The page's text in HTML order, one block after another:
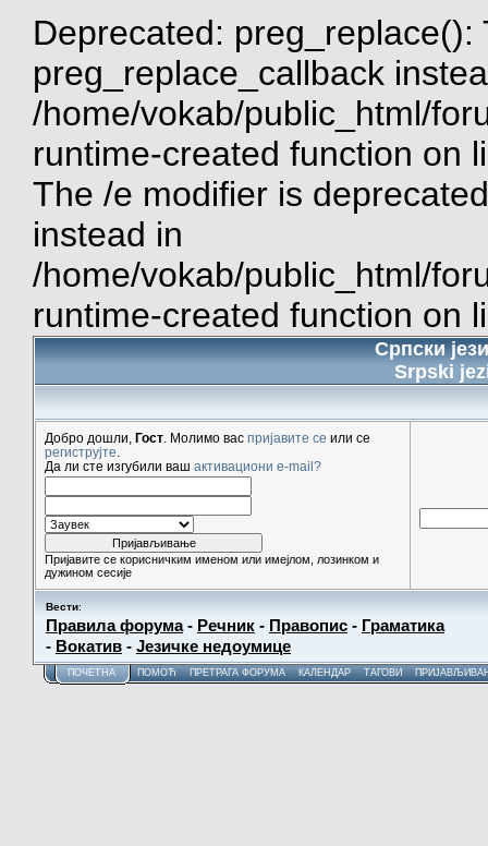
Deprecated:
preg_replace_callback
/home/vokab/public_html/
runtime-created function on
The /e modifier is
instead in
/home/vokab/public_html/
runtime-created function on
Српски
Srpski
Добро дошли, Гост . Молимо вас пријавите се или се
региструјте
Да ли сте изгубили ваш активациони e-mail?
Пријавите се корисничким именом или имејлом, лозинком и
дужином сесије
Вести:
Правила форума- Речник - Правопис - Граматика
- Вокатив - Језичке недоумице
ПОЧЕТНА ПОМОЋ ПРЕТРАГА ФОРУМА КАЛЕНДАР ТАГОВИ